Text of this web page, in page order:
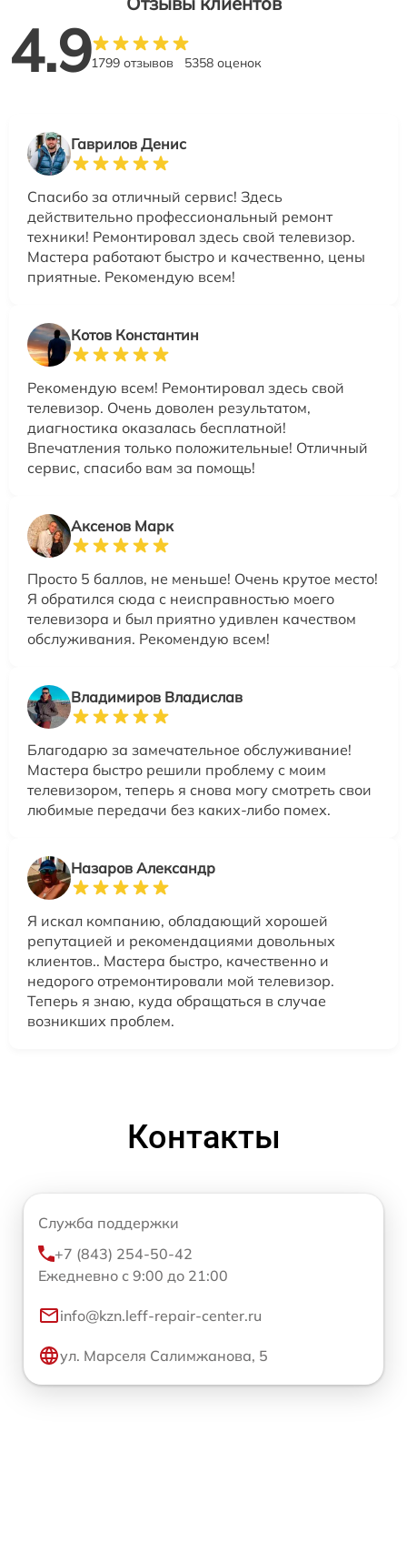
4.91799 отзывов 5358 оценок
Гаврилов Денис
Спасибо за отличный сервис! Здесь
действительно профессиональный ремонт
техники! Ремонтировал здесь свой телевизор.
Мастера работают быстро и качественно, цены
приятные. Рекомендую всем!
Котов Константин
Рекомендую всем! Ремонтировал здесь свой
телевизор. Очень доволен результатом,
диагностика оказалась бесплатной!
Впечатления только положительные! Отличный
сервис, спасибо вам за помощь!
Аксенов Марк
Просто 5 баллов, не меньше! Очень крутое место!
Я обратился сюда с неисправностью моего
телевизора и был приятно удивлен качеством
обслуживания. Рекомендую всем!
Владимиров Владислав
Благодарю за замечательное обслуживание!
Мастера быстро решили проблему с моим
телевизором, теперь я снова могу смотреть свои
любимые передачи без каких-либо помех.
Назаров Александр
Я искал компанию, обладающий хорошей
репутацией и рекомендациями довольных
клиентов.. Мастера быстро, качественно и
недорого отремонтировали мой телевизор.
Теперь я знаю, куда обращаться в случае
возникших проблем.
Контакты
Служба поддержки
+7 (843) 254-50-42
Ежедневно с 9:00 до 21:00
info@kzn.leff-repair-center.ru
ул. Марселя Салимжанова, 5